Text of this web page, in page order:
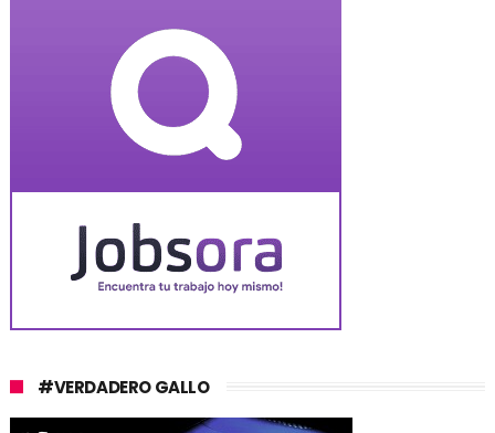
#VERDADERO GALLO